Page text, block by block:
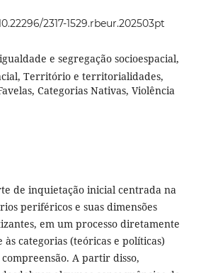
2317-1529.rbeur.202503pt
e segregação socioespacial,
Território e territorialidades,
Categorias Nativas, Violência
de inquietação inicial centrada na
periféricos e suas dimensões
em um processo diretamente
categorias (teóricas e políticas)
A partir disso,